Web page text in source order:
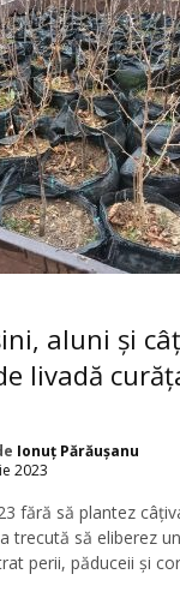
aluni și
livadă
Ionuț Părăușanu
2023
fără să plantez
trecută să eliberez
perii, păduceii și